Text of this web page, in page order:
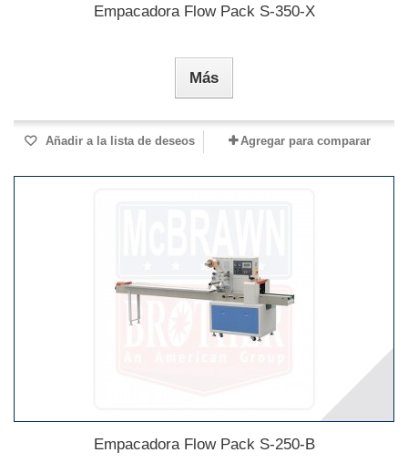
Empacadora Flow Pack S-350-X
Más
Añadir a la lista de deseos Agregar para comparar
Empacadora Flow Pack S-250-B